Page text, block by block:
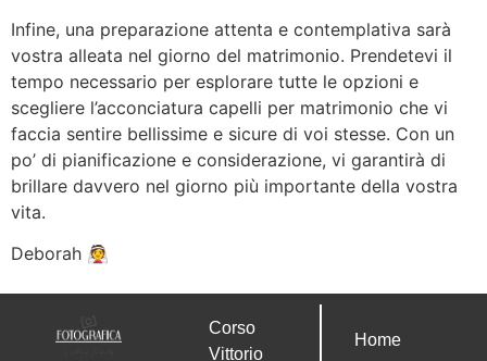
Infine, una preparazione attenta e contemplativa sarà
vostra alleata nel giorno del matrimonio. Prendetevi il
tempo necessario per esplorare tutte le opzioni e
scegliere l’acconciatura capelli per matrimonio che vi
faccia sentire bellissime e sicure di voi stesse. Con un
po’ di pianificazione e considerazione, vi garantirà di
brillare davvero nel giorno più importante della vostra
vita.
Deborah 👰
Corso
Vittorio
Home